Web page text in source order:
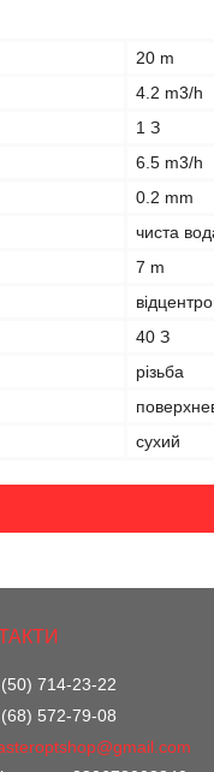
20 m
4.2 m3/h
1 З
6.5 m3/h
0.2 mm
чиста
7 m
40 З
різьба
сухий
714-23-22
572-79-08